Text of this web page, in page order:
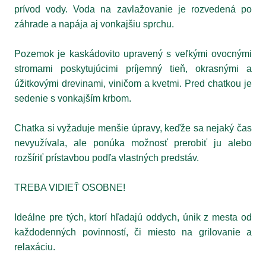
prívod vody. Voda na zavlažovanie je rozvedená po
záhrade a napája aj vonkajšiu sprchu.
Pozemok je kaskádovito upravený s veľkými ovocnými
stromami poskytujúcimi príjemný tieň, okrasnými a
úžitkovými drevinami, viničom a kvetmi. Pred chatkou je
sedenie s vonkajším krbom.
Chatka si vyžaduje menšie úpravy, keďže sa nejaký čas
nevyužívala, ale ponúka možnosť prerobiť ju alebo
rozšíriť prístavbou podľa vlastných predstáv.
TREBA VIDIEŤ OSOBNE!
Ideálne pre tých, ktorí hľadajú oddych, únik z mesta od
každodenných povinností, či miesto na grilovanie a
relaxáciu.